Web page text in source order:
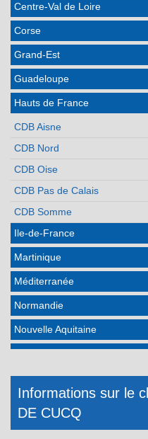
Centre-Val de Loire
Corse
Grand-Est
Guadeloupe
Hauts de France
CDB Aisne
CDB Nord
CDB Oise
CDB Pas de Calais
CDB Somme
Ile-de-France
Martinique
Méditerranée
Normandie
Nouvelle Aquitaine
Pays de la Loire
Réunion
Informations sur le
DE CUCQ